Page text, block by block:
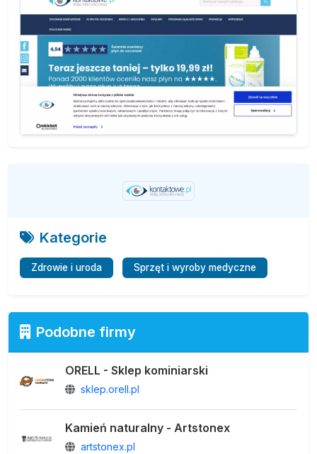
Kategorie
Zdrowie i uroda Sprzęt i wyroby medyczne
Podobne firmy
ORELL - Sklep kominiarski
sklep.orell.pl
Kamień naturalny - Artstonex
artstonex.pl